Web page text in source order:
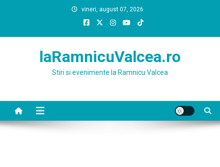
vineri, august 07, 2026
laRamnicuValcea.ro
Stiri si evenimente la Ramnicu Valcea